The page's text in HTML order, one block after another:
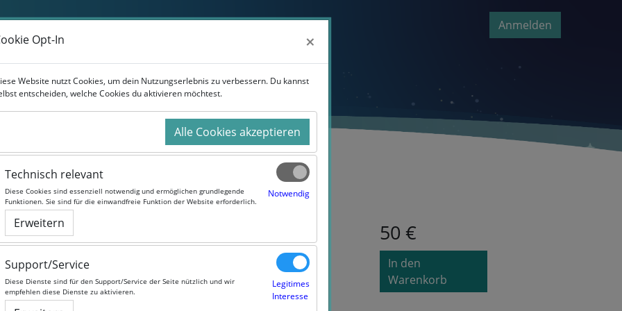
Weiterbildung Studium Für Unternehmen Anmelden
Innovationsmanagement für KMU
Kurslaufzeit:
Sprache:German 50 €
In den
Warenkorb
Opt-In ×
Website nutzt Cookies, um dein Nutzungserlebnis zu verbessern. Du kannst
entscheiden, welche Cookies du aktivieren möchtest.
Alle Cookies akzeptieren
Technisch relevant
Diese Cookies sind essenziell notwendig und ermöglichen grundlegende
Funktionen. Sie sind für die einwandfreie Funktion der Website erforderlich.
Notwendig
Erweitern
Support/Service
Diese Dienste sind für den Support/Service der Seite nützlich und wir
empfehlen diese Dienste zu aktivieren.
Legitimes
Interesse
Opt-In ×
Website nutzt Cookies, um dein Nutzungserlebnis zu verbessern. Du kannst
entscheiden, welche Cookies du aktivieren möchtest.
Alle Cookies akzeptieren
Technisch relevant
Diese Cookies sind essenziell notwendig und ermöglichen grundlegende
Funktionen. Sie sind für die einwandfreie Funktion der Website erforderlich.
Notwendig
Erweitern
Support/Service
Diese Dienste sind für den Support/Service der Seite nützlich und wir
empfehlen diese Dienste zu aktivieren.
Legitimes
Interesse